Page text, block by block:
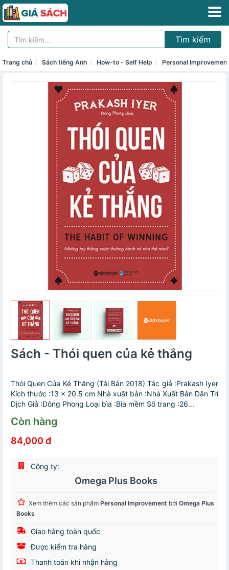
Tìm kiếm
Trang chủ Sách tiếng Anh How-to - Self Help Personal Improvement
Sách - Thói quen của kẻ thắng
Thói Quen Của Kẻ Thắng (Tái Bản 2018) Tác giả :Prakash Iyer
Kích thước :13 x 20.5 cm Nhà xuất bản :Nhà Xuất Bản Dân Trí
Dịch Giả :Đông Phong Loại bìa :Bìa mềm Số trang :26...
Còn hàng
84,000 đ
Công ty:
Omega Plus Books
Xem thêm các sản phẩm Personal Improvement bởi Omega Plus
Books
Giao hàng toàn quốc
Được kiểm tra hàng
Thanh toán khi nhận hàng